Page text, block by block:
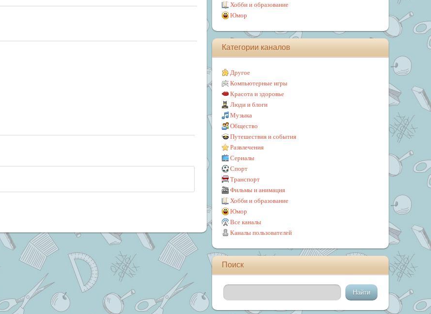
Хобби и образование
Юмор
Категории каналов
Другое
Компьютерные игры
Красота и здоровье
Люди и блоги
Музыка
Общество
Путешествия и события
Развлечения
Сериалы
Спорт
Транспорт
Фильмы и анимация
Хобби и образование
Юмор
Все каналы
Каналы пользователей
Поиск